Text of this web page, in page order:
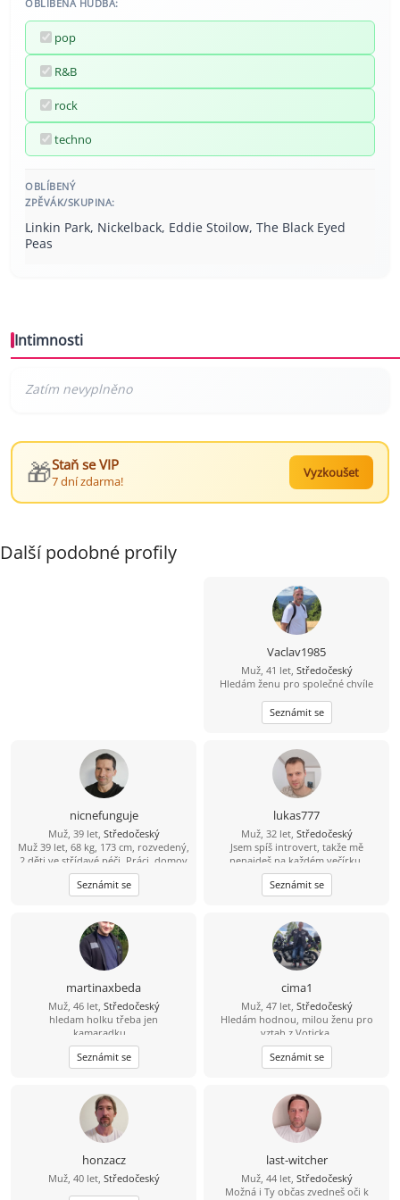
OBLÍBENÁ HUDBA:
pop
R&B
rock
techno
OBLÍBENÝ
ZPĚVÁK/SKUPINA:
Linkin Park, Nickelback, Eddie Stoilow, The Black Eyed
Peas
Intimnosti
🎁Staň se VIP
7 dní zdarma!
Vyzkoušet
Další podobné profily
Vaclav1985
Muž, 41 let, Středočeský
Hledám ženu pro společné chvíle
Seznámit se
nicnefunguje
Muž, 39 let, Středočeský
Muž 39 let, 68 kg, 173 cm, rozvedený,
2 děti ve střídavé péči. Práci, domov
mám. O sebe a o děti se dokážu
postarat. Jen mi chybí ta druhá
sympatická polovička, ženského
Seznámit se
lukas777
Muž, 32 let, Středočeský
Jsem spíš introvert, takže mě
nenajdeš na každém večírku.
Mnohem raději si užiju pohodový
večer, procházku nebo hezký výlet.
Hledám holku, se kterou nám bude
si budeme rozumět, všechno ostatní
přijde samo
Seznámit se
martinaxbeda
Muž, 46 let, Středočeský
hledam holku třeba jen
kamaradku...
Seznámit se
cima1
Muž, 47 let, Středočeský
Hledám hodnou, milou ženu pro
vztah z Voticka.
Seznámit se
honzacz
Muž, 40 let, Středočeský
last-witcher
Muž, 44 let, Středočeský
Možná i Ty občas zvedneš oči k